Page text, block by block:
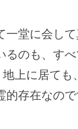
一堂に会し
るのも、す
地上に居て
的存在なの